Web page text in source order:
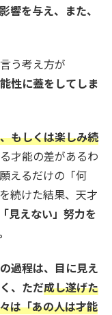
響を与え、また、
う考え方が
性に蓋をしてしま
もしくは楽しみ続
才能の差があるわ
えるだけの「何
続けた結果、天才
見えない」努力を
過程は、目に見え
、ただ成し遂げた
は「あの人は才能